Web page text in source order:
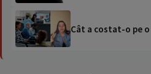
Cât a costat-o pe